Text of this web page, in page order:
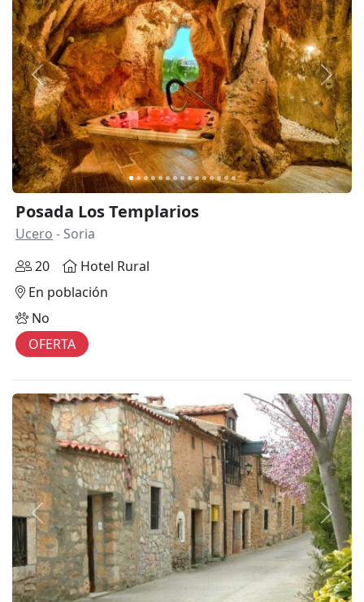
Anterior
Posada Los Templarios
Ucero - Soria
20
Hotel Rural
En población
No
OFERTA
Anterior